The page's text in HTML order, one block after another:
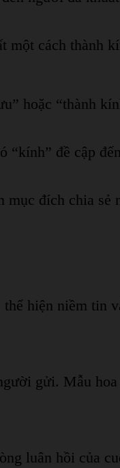
một cách thành
hoặc “thành
đề cập
đích chia sẻ
hiện niềm tin
gửi. Mẫu
luân hồi của